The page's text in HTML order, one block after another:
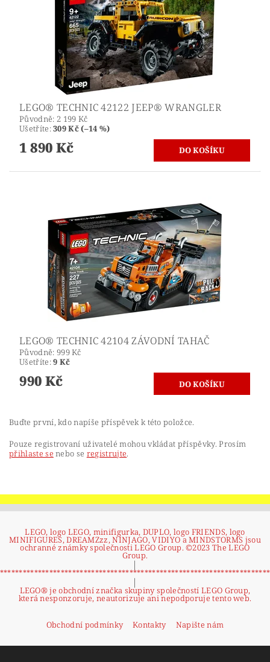
LEGO® TECHNIC 42122 JEEP® WRANGLER
Původně: 2 199 Kč
Ušetříte:309 Kč (–14 %)
1 890 Kč
LEGO® TECHNIC 42104 ZÁVODNÍ TAHAČ
Původně: 999 Kč
Ušetříte:9 Kč
990 Kč
Buďte první, kdo napíše příspěvek k této položce.
Pouze registrovaní uživatelé mohou vkládat příspěvky. Prosím
přihlaste se nebo se registrujte.
LEGO, logo LEGO, minifigurka, DUPLO, logo FRIENDS, logo
MINIFIGURES, DREAMZzz, NINJAGO, VIDIYO a MINDSTORMS jsou
ochranné známky společnosti LEGO Group. ©2023 The LEGO
Group.
|
|
LEGO® je obchodní značka skupiny společností LEGO Group,
která nesponzoruje, neautorizuje ani nepodporuje tento web.
Obchodní podmínky Kontakty Napište nám